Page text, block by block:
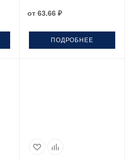
от 63.66 ₽
ПОДРОБНЕЕ